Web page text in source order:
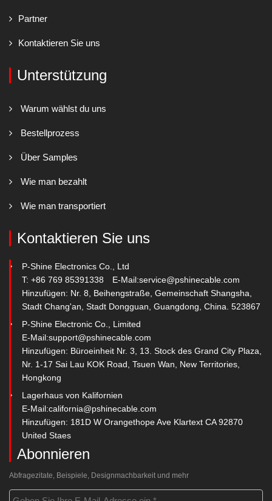
Partner
Kontaktieren Sie uns
Unterstützung
Warum wählst du uns
Bestellprozess
Über Samples
Wie man bezahlt
Wie man transportiert
Kontaktieren Sie uns
P-Shine Electronics Co., Ltd
T: +86 769 85391338
E-Mail:service@pshinecable.com
Hinzufügen: Nr. 8, Beihengstraße, Gemeinschaft Shangsha,
Stadt Chang'an, Stadt Dongguan, Guangdong, China. 523867
P-Shine Electronic Co., Limited
E-Mail:support@pshinecable.com
Hinzufügen: Büroeinheit Nr. 3, 13. Stock des Grand City Plaza,
Nr. 1-17 Sai Lau KOK Road, Tsuen Wan, New Territories,
Hongkong
Lagerhaus von Kalifornien
E-Mail:california@pshinecable.com
Hinzufügen: 181D W Orangethope Ave Klartext CA 92870
United Staes
Abonnieren
Abfragezitate, Beispiele, Designmachbarkeit und mehr